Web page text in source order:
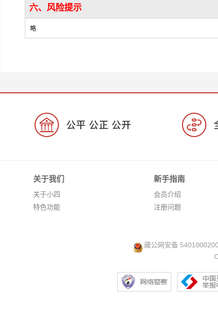
六、风险提示
略
关于我们
关于小四
特色功能
新手指南
会员介绍
注册问题
藏公网安备